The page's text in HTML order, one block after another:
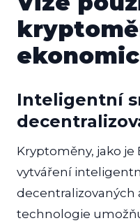
Inteligentní
Kryptoměny, jako
vytváření
decentralizovaných
technologie